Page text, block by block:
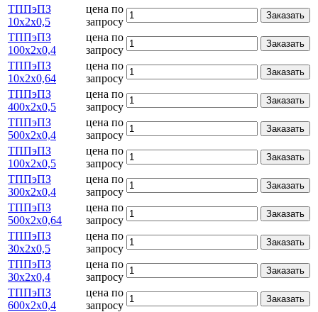
ТППэПЗ
10х2х0,5
цена по
запросу
Заказать
ТППэПЗ
100х2х0,4
цена по
запросу
Заказать
ТППэПЗ
10х2х0,64
цена по
запросу
Заказать
ТППэПЗ
400х2х0,5
цена по
запросу
Заказать
ТППэПЗ
500х2х0,4
цена по
запросу
Заказать
ТППэПЗ
100х2х0,5
цена по
запросу
Заказать
ТППэПЗ
300х2х0,4
цена по
запросу
Заказать
ТППэПЗ
500х2х0,64
цена по
запросу
Заказать
ТППэПЗ
30х2х0,5
цена по
запросу
Заказать
ТППэПЗ
30х2х0,4
цена по
запросу
Заказать
ТППэПЗ
600х2х0,4
цена по
запросу
Заказать